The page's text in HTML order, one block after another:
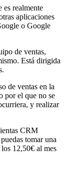
realmente
aplicaciones
o Google
de ventas,
Está dirigida
de ventas en la
por el que no se
y realizar
CRM
tomar una
12,50€ al mes